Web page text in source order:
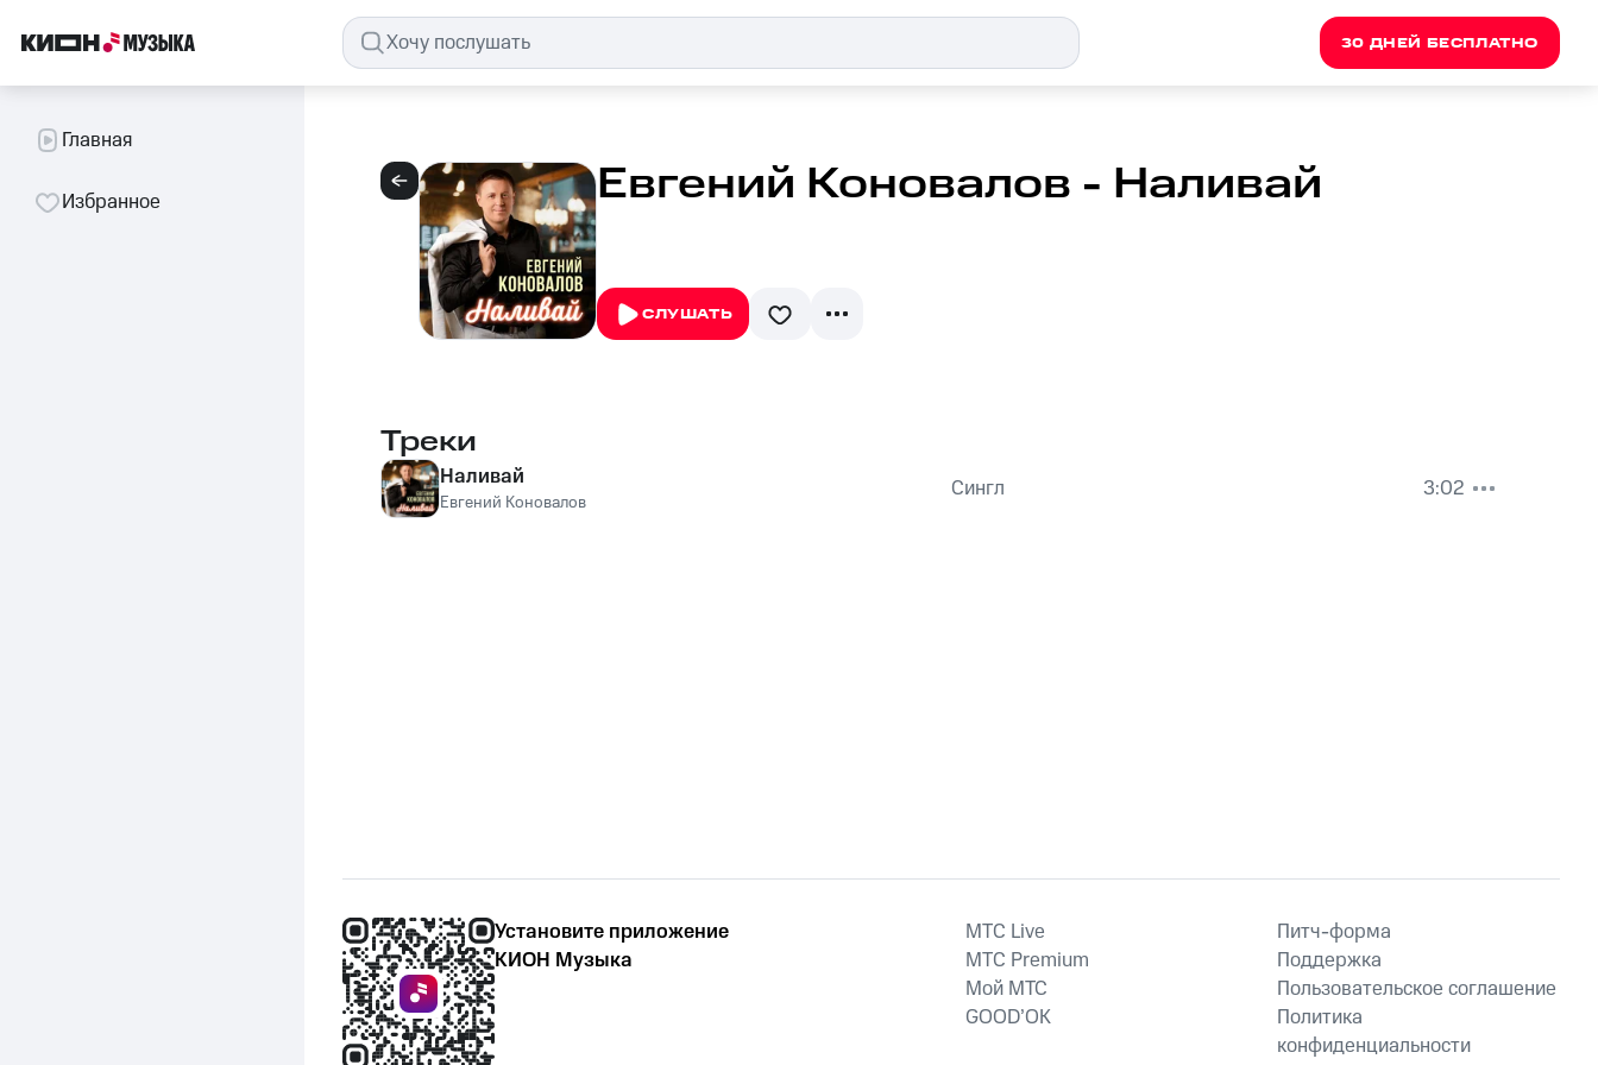
30 ДНЕЙ БЕСПЛАТНО
Главная
Избранное Евгений Коновалов - Наливай
СЛУШАТЬ
Треки
Наливай
Евгений Коновалов Сингл 3:02
Установите приложение
КИОН Музыка
MTС Live
MTС Premium
Мой МТС
GOOD’OK
Питч-форма
Поддержка
Пользовательское соглашение
Политика
конфиденциальности